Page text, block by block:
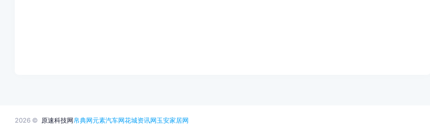
2026 © 原速科技网帛典网元素汽车网花城资讯网玉安家居网